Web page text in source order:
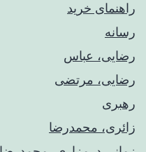
راهنمای خريد
رسانه
رضایی، عباس
رضایی، مرتضی
رهبری
زائری، محمدرضا